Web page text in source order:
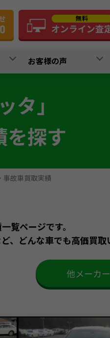
お客様の声
タ」
を探す
事故車買取実績
覧ページです。
どんな車でも高価買取
他メーカ